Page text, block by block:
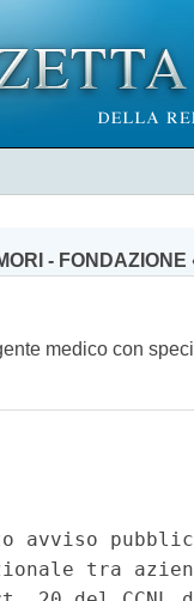
-
medico con